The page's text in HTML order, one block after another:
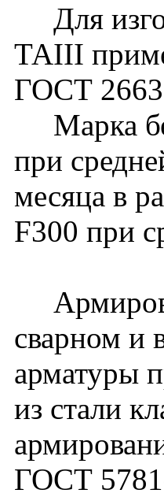
Для
ТАIII
ГОСТ
Марка
при
месяца в
F300 при
сварном и
арматуры
из стали
ГОСТ